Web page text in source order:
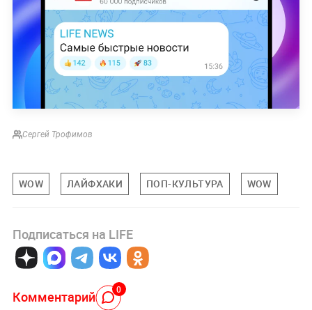
Сергей Трофимов
WOW ЛАЙФХАКИ ПОП-КУЛЬТУРА WOW
Подписаться на LIFE
Комментарий 0